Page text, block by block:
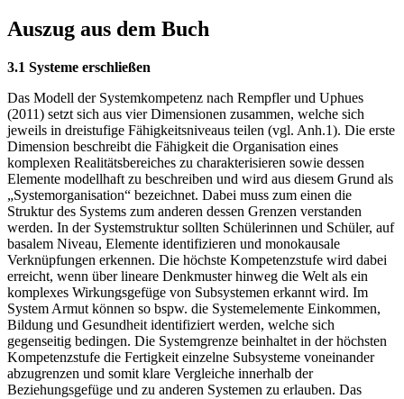
Auszug aus dem Buch
3.1 Systeme erschließen
Das Modell der Systemkompetenz nach Rempfler und Uphues
(2011) setzt sich aus vier Dimensionen zusammen, welche sich
jeweils in dreistufige Fähigkeitsniveaus teilen (vgl. Anh.1). Die erste
Dimension beschreibt die Fähigkeit die Organisation eines
komplexen Realitätsbereiches zu charakterisieren sowie dessen
Elemente modellhaft zu beschreiben und wird aus diesem Grund als
„Systemorganisation“ bezeichnet. Dabei muss zum einen die
Struktur des Systems zum anderen dessen Grenzen verstanden
werden. In der Systemstruktur sollten Schülerinnen und Schüler, auf
basalem Niveau, Elemente identifizieren und monokausale
Verknüpfungen erkennen. Die höchste Kompetenzstufe wird dabei
erreicht, wenn über lineare Denkmuster hinweg die Welt als ein
komplexes Wirkungsgefüge von Subsystemen erkannt wird. Im
System Armut können so bspw. die Systemelemente Einkommen,
Bildung und Gesundheit identifiziert werden, welche sich
gegenseitig bedingen. Die Systemgrenze beinhaltet in der höchsten
Kompetenzstufe die Fertigkeit einzelne Subsysteme voneinander
abzugrenzen und somit klare Vergleiche innerhalb der
Beziehungsgefüge und zu anderen Systemen zu erlauben. Das